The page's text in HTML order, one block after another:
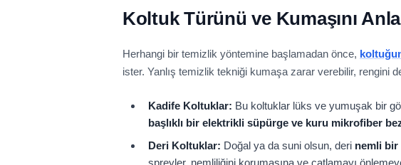
Koltuk Türünü ve Kumaşını
Herhangi bir temizlik yöntemine başlamadan önce,
ister. Yanlış temizlik tekniği kumaşa zarar verebilir, rengini
Kadife Koltuklar: Bu koltuklar lüks ve yumuşak bir
başlıklı bir elektrikli süpürge ve kuru mikrofiber
Deri Koltuklar: Doğal ya da suni olsun, deri nemli bir
spreyler, nemliliğini korumasına ve çatlamayı